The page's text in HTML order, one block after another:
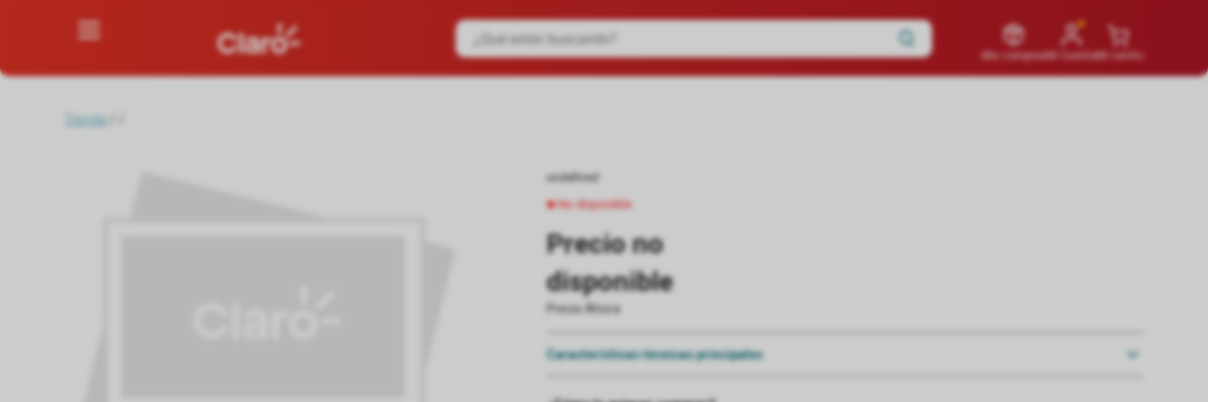
Mis comprasMi CuentaMi carrito
Tienda/
undefined
No disponible
Precio no
disponible
Precio Ahora
Características técnicas principales